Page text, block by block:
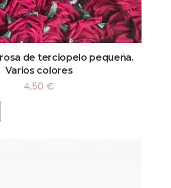
de terciopelo pequeña.
Varios colores
4,50 €